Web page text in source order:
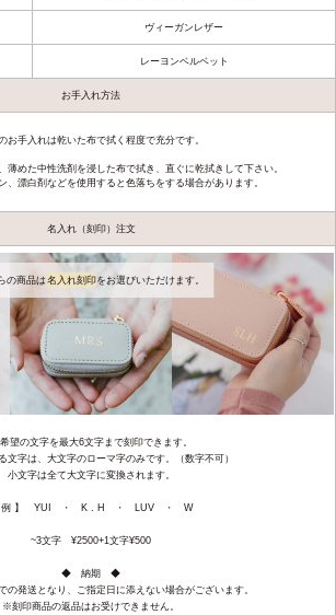
ヴィーガンレザー
レーヨンベルベット
お手入れ方法
お手入れは乾いた布で拭く程度で充分です。
薄めた中性洗剤を浸した布で拭き、直ぐに乾拭きして下さい。
、漂白剤などを使用すると色落ちをする場合があります。
名入れ（刻印）注文
の商品は名入れ刻印をお選びいただけます。
希望の文字を最大6文字まで刻印できます。
文字は、大文字のローマ字のみです。（数字不可）
小文字は全て大文字に変換されます。
例 】 YUI ・ K . H ・ LUV ・ W
~3文字 ¥2500+1文字¥500
◆ 納期 ◆
の発送となり、ご指定日に添えない場合がございます。
※刻印商品の返品はお受けできません。